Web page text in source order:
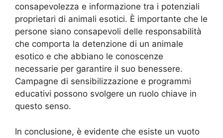
consapevolezza e informazione tra i potenziali
proprietari di animali esotici. È importante che le
persone siano consapevoli delle responsabilità
che comporta la detenzione di un animale
esotico e che abbiano le conoscenze
necessarie per garantire il suo benessere.
Campagne di sensibilizzazione e programmi
educativi possono svolgere un ruolo chiave in
questo senso.
In conclusione, è evidente che esiste un vuoto